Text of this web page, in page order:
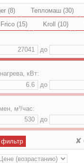
(8) Тепломаш (30)
Frico (15) Kroll (10)
до
кВт:
до
м³/час:
до
фильтр ✘